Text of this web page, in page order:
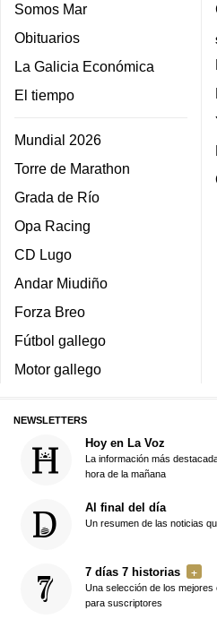
Somos Mar
Obituarios
La Galicia Económica
El tiempo
Mundial 2026
Torre de Marathon
Grada de Río
Opa Racing
CD Lugo
Andar Miudiño
Forza Breo
Fútbol gallego
Motor gallego
NEWSLETTERS
Hoy en La Voz
La información más
hora de la mañana
Al final del día
Un resumen de las noticias
7 días 7 historias
Una selección de los
para suscriptores